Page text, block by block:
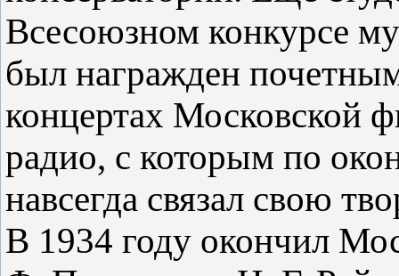
Всесоюзном конкурсе
был награжден
концертах Московской
радио, с которым по
навсегда связал свою
В 1934 году окончил